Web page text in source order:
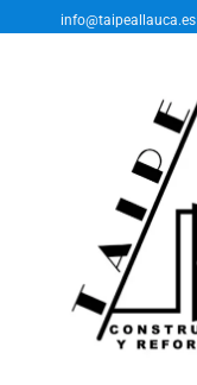
info@taipeallauca.es